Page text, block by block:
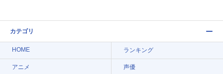
カテゴリ
HOME ランキング
アニメ 声優